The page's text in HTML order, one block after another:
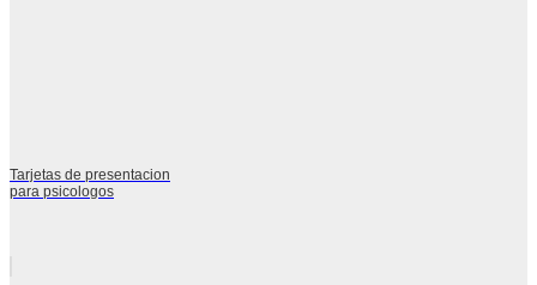
Tarjetas de presentacion
para psicologos